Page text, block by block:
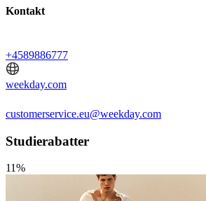
Kontakt
+4589886777
weekday.com
customerservice.eu@weekday.com
Studierabatter
11%